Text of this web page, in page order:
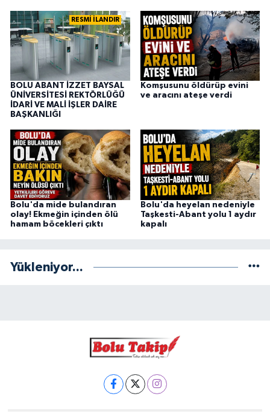
RESMİ İLANDIR
BOLU ABANT İZZET BAYSAL
ÜNİVERSİTESİ REKTÖRLÜĞÜ
İDARİ VE MALİ İŞLER DAİRE
BAŞKANLIĞI
Komşusunu öldürüp evini
ve aracını ateşe verdi
Bolu'da mide bulandıran
olay! Ekmeğin içinden ölü
hamam böcekleri çıktı
Bolu'da heyelan nedeniyle
Taşkesti-Abant yolu 1 aydır
kapalı
Yükleniyor...